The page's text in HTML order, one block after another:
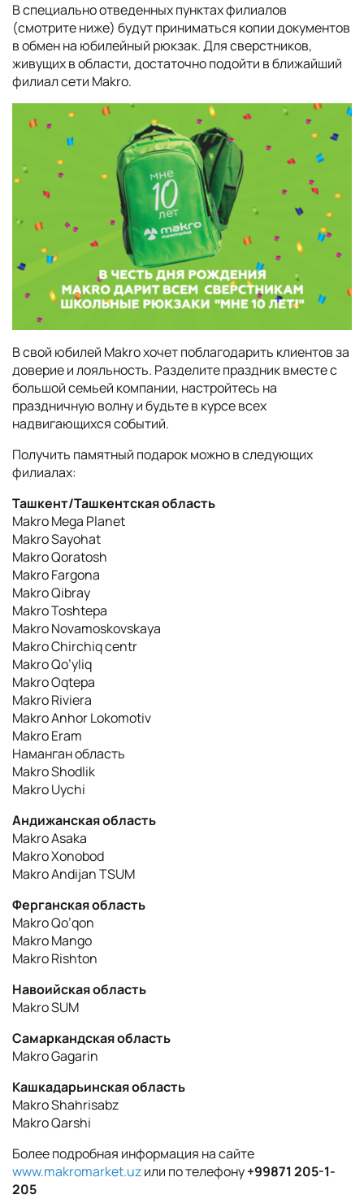
В специально отведенных пунктах филиалов
(смотрите ниже) будут приниматься копии документов
в обмен на юбилейный рюкзак. Для сверстников,
живущих в области, достаточно подойти в ближайший
филиал сети Makro.
В свой юбилей Makro хочет поблагодарить клиентов за
доверие и лояльность. Разделите праздник вместе с
большой семьей компании, настройтесь на
праздничную волну и будьте в курсе всех
надвигающихся событий.
Получить памятный подарок можно в следующих
филиалах:
Ташкент/Ташкентская область
Makro Mega Planet
Makro Sayohat
Makro Qoratosh
Makro Fargona
Makro Qibray
Makro Toshtepa
Makro Novamoskovskaya
Makro Chirchiq centr
Makro Qo’yliq
Makro Oqtepa
Makro Riviera
Makro Anhor Lokomotiv
Makro Eram
Наманган область
Makro Shodlik
Makro Uychi
Андижанская область
Makro Asaka
Makro Xonobod
Makro Andijan TSUM
Ферганская область
Makro Qo’qon
Makro Mango
Makro Rishton
Навоийская область
Makro SUM
Самаркандская область
Makro Gagarin
Кашкадарьинская область
Makro Shahrisabz
Makro Qarshi
Более подробная информация на сайте
www.makromarket.uzили по телефону+99871 205-1-
205